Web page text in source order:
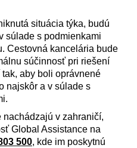
situácia týka, budú
súlade s podmienkami
Cestovná kancelária bude
súčinnosť pri riešení
aby boli oprávnené
najskôr a v súlade s
nachádzajú v zahraničí,
Global Assistance na
500, kde im poskytnú